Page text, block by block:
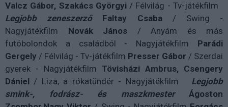
Valcz Gábor, Szakács Györgyi/ Félvilág - Tv-játékfilm
Legjobb zeneszerző
Faltay Csaba/ Swing -
Nagyjátékfilm Novák János / Anyám és más
futóbolondok a családból - Nagyjátékfilm Parádi
Gergely / Félvilág - Tv-játékfilm Presser Gábor / Szerdai
gyerek - Nagyjátékfilm Tövisházi Ambrus, Csengery
Dániel / Liza, a rókatündér - Nagyjátékfilm Legjobb
smink-, fodrász- és maszkmester
Ágoston